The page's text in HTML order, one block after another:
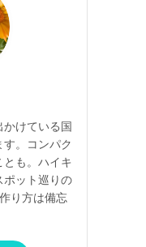
けている国
。コンパク
とも。ハイキ
ポット巡りの
り方は備忘